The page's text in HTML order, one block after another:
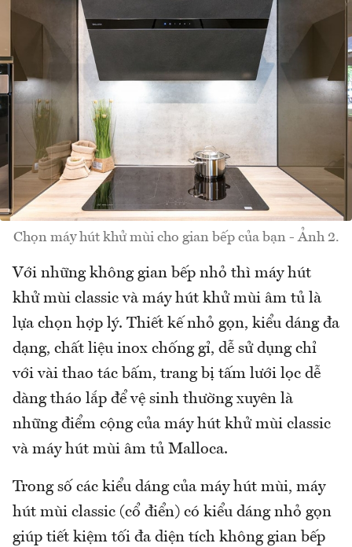
Chọn máy hút khử mùi cho gian bếp của bạn - Ảnh 2.
Với những không gian bếp nhỏ thì máy hút
khử mùi classic và máy hút khử mùi âm tủ là
lựa chọn hợp lý. Thiết kế nhỏ gọn, kiểu dáng đa
dạng, chất liệu inox chống gỉ, dễ sử dụng chỉ
với vài thao tác bấm, trang bị tấm lưới lọc dễ
dàng tháo lắp để vệ sinh thường xuyên là
những điểm cộng của máy hút khử mùi classic
và máy hút mùi âm tủ Malloca.
Trong số các kiểu dáng của máy hút mùi, máy
hút mùi classic (cổ điển) có kiểu dáng nhỏ gọn
giúp tiết kiệm tối đa diện tích không gian bếp